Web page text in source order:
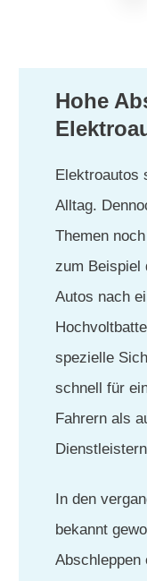
Hohe
Elektroautos
Alltag.
Themen
zum Beispiel
Autos nach
spezielle
schnell für
Fahrern als
In den
bekannt
Abschleppen